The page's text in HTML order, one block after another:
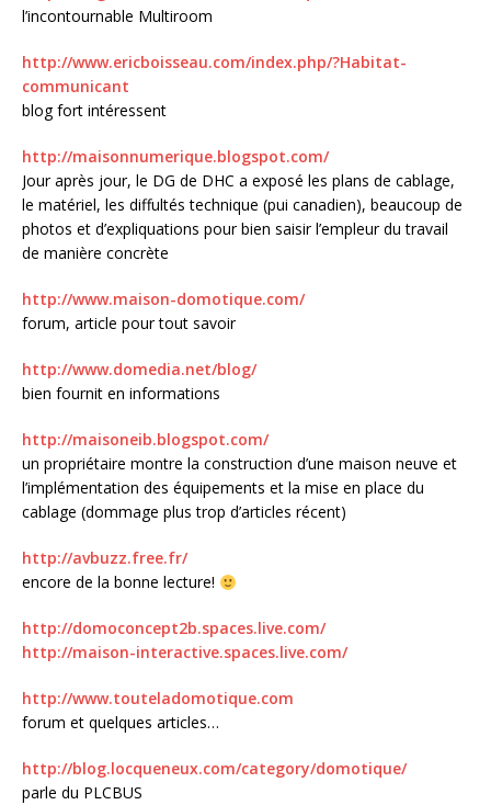
l’incontournable Multiroom
http://www.ericboisseau.com/index.php/?Habitat-
communicant
blog fort intéressent
http://maisonnumerique.blogspot.com/
Jour après jour, le DG de DHC a exposé les plans de cablage,
le matériel, les diffultés technique (pui canadien), beaucoup de
photos et d’expliquations pour bien saisir l’empleur du travail
de manière concrète
http://www.maison-domotique.com/
forum, article pour tout savoir
http://www.domedia.net/blog/
bien fournit en informations
http://maisoneib.blogspot.com/
un propriétaire montre la construction d’une maison neuve et
l’implémentation des équipements et la mise en place du
cablage (dommage plus trop d’articles récent)
http://avbuzz.free.fr/
encore de la bonne lecture!
http://domoconcept2b.spaces.live.com/
http://maison-interactive.spaces.live.com/
http://www.touteladomotique.com
forum et quelques articles…
http://blog.locqueneux.com/category/domotique/
parle du PLCBUS